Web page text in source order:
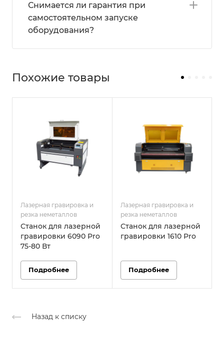
Снимается ли гарантия при
самостоятельном запуске
оборудования?
Похожие товары
Лазерная гравировка и
резка неметаллов
Станок для лазерной
гравировки 6090 Pro
75-80 Вт
Подробнее
Лазерная гравировка и
резка неметаллов
Станок для лазерной
гравировки 1610 Pro
Подробнее
Назад к списку